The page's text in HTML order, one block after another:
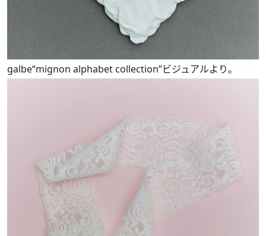
galbe“mignon alphabet collection”ビジュアルより。